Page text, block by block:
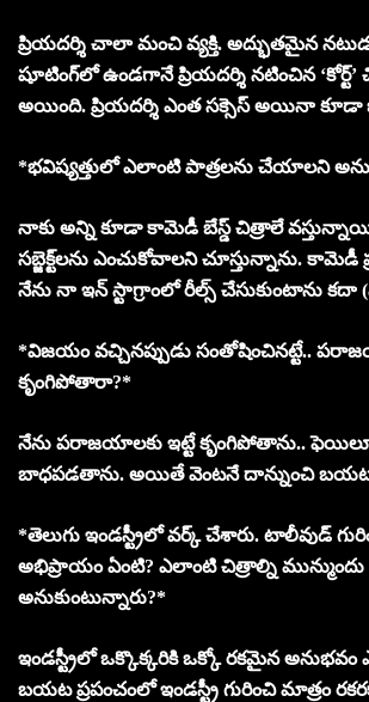
ప్రియదర్శి చాలా మంచి వ్యక్తి. అద్భుతమైన
షూటింగ్‌లో ఉండగానే ప్రియదర్శి నటించిన ‘కోర్ట్’
అయింది. ప్రియదర్శి ఎంత సక్సెస్ అయినా కూడా
*భవిష్యత్తులో ఎలాంటి పాత్రలను చేయాలని
నాకు అన్ని కూడా కామెడీ బేస్డ్ చిత్రాలే
సబ్జెక్ట్‌లను ఎంచుకోవాలని చూస్తున్నాను.
నేను నా ఇన్ స్టాగ్రాంలో రీల్స్ చేసుకుంటాను కదా
*విజయం వచ్చినప్పుడు సంతోషించినట్టే..
కృంగిపోతారా?*
నేను పరాజయాలకు ఇట్టే కృంగిపోతాను..
బాధపడతాను. అయితే వెంటనే దాన్నుంచి
*తెలుగు ఇండస్ట్రీలో వర్క్ చేశారు. టాలీవుడ్
అభిప్రాయం ఏంటి? ఎలాంటి చిత్రాల్ని
అనుకుంటున్నారు?*
ఇండస్ట్రీలో ఒక్కొక్కరికి ఒక్కో రకమైన అనుభవం
బయట ప్రపంచంలో ఇండస్ట్రీ గురించి మాత్రం